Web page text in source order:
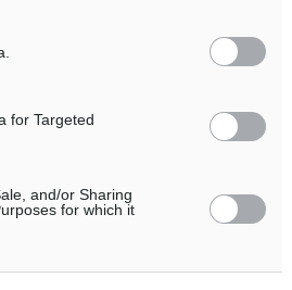
for Targeted
and/or Sharing
for which it